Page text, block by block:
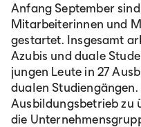
Anfang September
Mitarbeiterinnen und
gestartet. Insgesamt
Azubis und duale
jungen Leute in 27
dualen
Ausbildungsbetrieb zu
die